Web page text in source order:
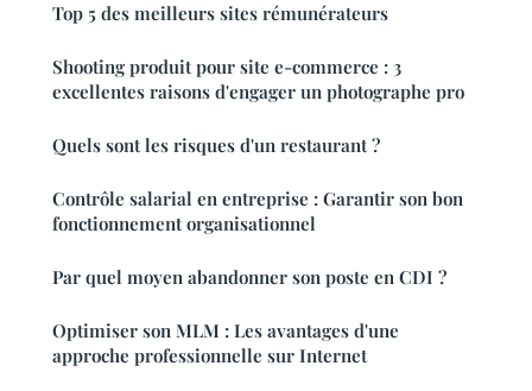
Top 5 des meilleurs sites rémunérateurs
Shooting produit pour site e-commerce : 3
excellentes raisons d'engager un photographe pro
Quels sont les risques d'un restaurant ?
Contrôle salarial en entreprise : Garantir son bon
fonctionnement organisationnel
Par quel moyen abandonner son poste en CDI ?
Optimiser son MLM : Les avantages d'une
approche professionnelle sur Internet